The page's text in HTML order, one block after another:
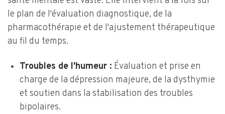
le plan de l'évaluation diagnostique, de la
pharmacothérapie et de l'ajustement thérapeutique
au fil du temps.
Troubles de l'humeur : Évaluation et prise en
charge de la dépression majeure, de la dysthymie
et soutien dans la stabilisation des troubles
bipolaires.